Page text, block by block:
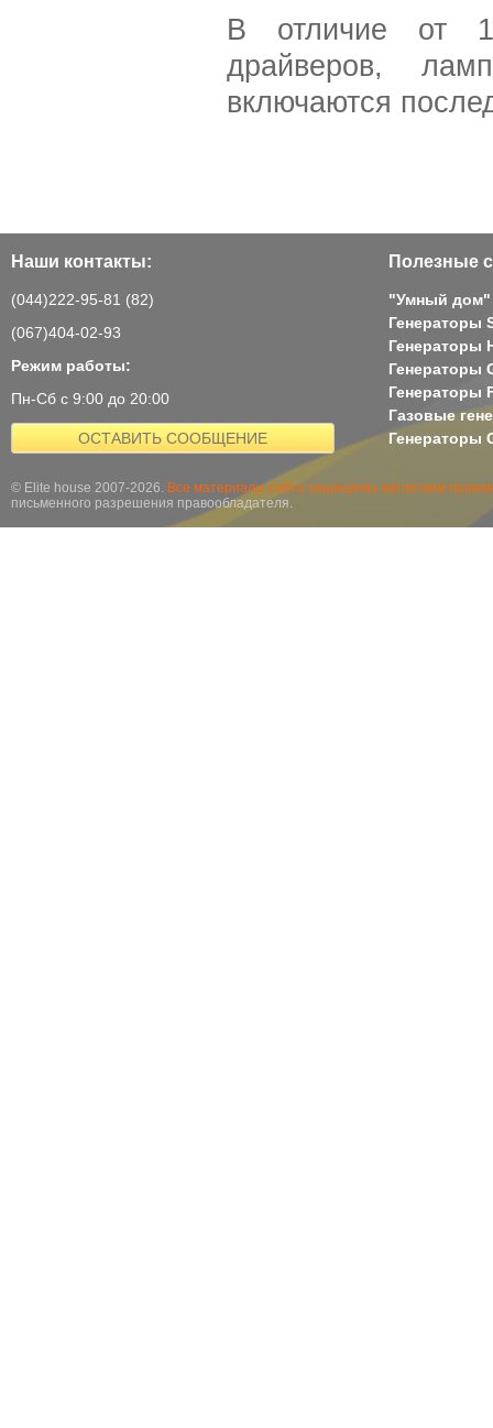
В отличие от
драйверов,
включаются
Наши контакты:
(044)222-95-81 (82)
(067)404-02-93
Режим работы:
Пн-Сб с 9:00 до 20:00
ОСТАВИТЬ СООБЩЕНИЕ
Полезные
"Умный дом"
Генераторы
Генераторы
Генераторы
Генераторы
Газовые
Генераторы
© Elite house 2007-2026. Все материалы сайта защищены авторским
письменного разрешения правообладателя.